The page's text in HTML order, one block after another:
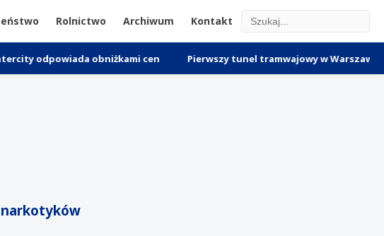
Rolnictwo Archiwum Kontakt
obniżkami cen Pierwszy tunel tramwajowy w Warszawie:
narkotyków